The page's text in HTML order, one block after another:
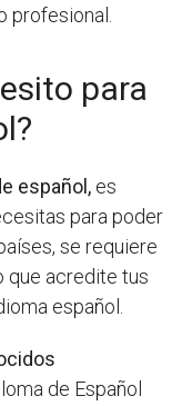
para
español, es
para poder
se requiere
que acredite tus
español.
de Español